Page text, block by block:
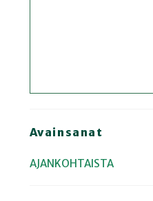
Avainsanat
AJANKOHTAISTA